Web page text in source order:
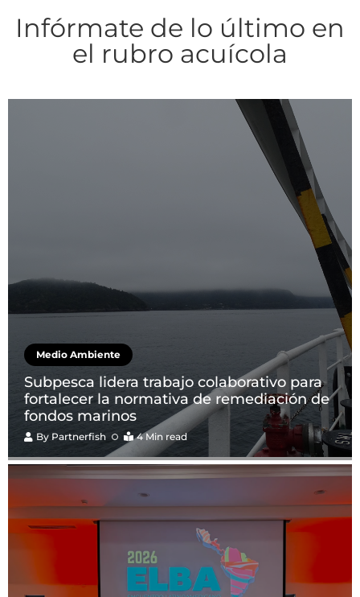
Infórmate de lo último en
el rubro acuícola
Medio Ambiente
Subpesca lidera trabajo colaborativo para
fortalecer la normativa de remediación de
fondos marinos
By Partnerfish 4 Min read